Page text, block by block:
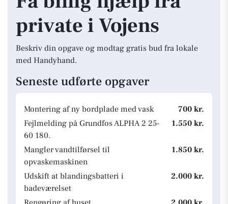
private i Vojens
Beskriv din opgave og modtag gratis bud fra lokale
med Handyhand.
Seneste udførte opgaver
Montering af ny bordplade med vask
700 kr.
Fejlmelding på Grundfos ALPHA 2 25-
60 180.
1.550 kr.
Mangler vandtilførsel til
opvaskemaskinen
1.850 kr.
Udskift at blandingsbatteri i
badeværelset
2.000 kr.